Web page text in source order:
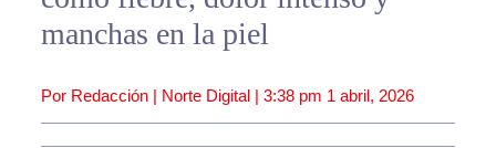
manchas en la piel
Por Redacción | Norte Digital | 3:38 pm 1 abril, 2026